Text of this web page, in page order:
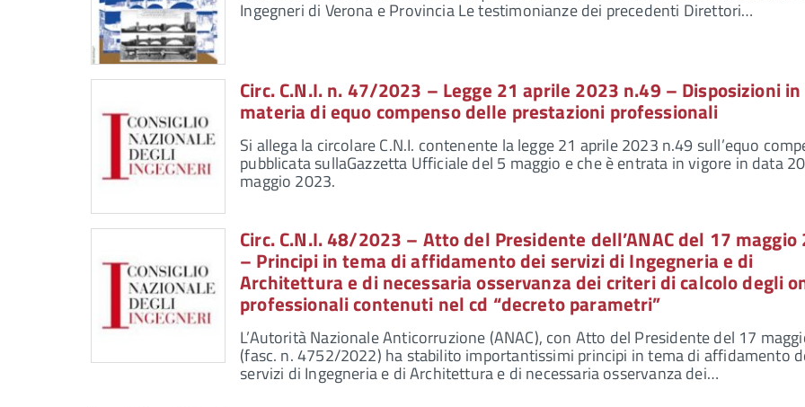
Ingegneri di Verona e Provincia Le testimonianze dei precedenti Direttori…
Circ. C.N.I. n. 47/2023 – Legge 21 aprile 2023 n.49 – Disposizioni in
materia di equo compenso delle prestazioni professionali
Si allega la circolare C.N.I. contenente la legge 21 aprile 2023 n.49 sull’equo
pubblicata sullaGazzetta Ufficiale del 5 maggio e che è entrata in vigore in data 20
maggio 2023.
Circ. C.N.I. 48/2023 – Atto del Presidente dell’ANAC del 17 maggio
– Principi in tema di affidamento dei servizi di Ingegneria e di
Architettura e di necessaria osservanza dei criteri di calcolo degli
professionali contenuti nel cd “decreto parametri”
L’Autorità Nazionale Anticorruzione (ANAC), con Atto del Presidente del 17
(fasc. n. 4752/2022) ha stabilito importantissimi principi in tema di affidamento
servizi di Ingegneria e di Architettura e di necessaria osservanza dei…